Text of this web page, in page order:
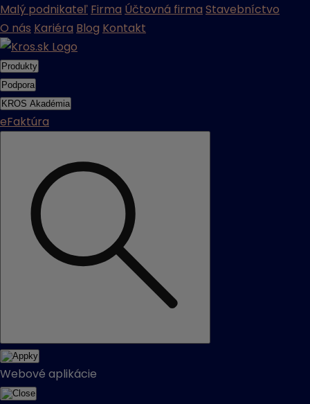
Malý podnikateľ Firma Účtovná firma Stavebníctvo
O nás Kariéra Blog Kontakt
Produkty
Podpora
KROS Akadémia
eFaktúra
Webové aplikácie